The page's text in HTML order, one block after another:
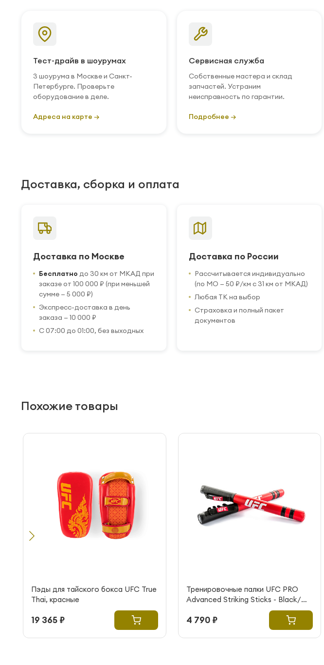
Тест-драйв в шоурумах
3 шоурума в Москве и Санкт-
Петербурге. Проверьте
оборудование в деле.
Адреса на карте →
Сервисная служба
Собственные мастера и склад
запчастей. Устраним
неисправность по гарантии.
Подробнее →
Доставка, сборка и оплата
Доставка по Москве
Бесплатно до 30 км от МКАД при
заказе от 100 000 ₽ (при меньшей
сумме — 5 000 ₽)
Экспресс-доставка в день
заказа — 10 000 ₽
С 07:00 до 01:00, без выходных
Доставка по России
Рассчитывается индивидуально
(по МО — 50 ₽/км с 31 км от МКАД)
Любая ТК на выбор
Страховка и полный пакет
документов
Похожие товары
Пэды для тайского бокса UFC True
Thai, красные
19 365 ₽
Тренировочные палки UFC PRO
Advanced Striking Sticks - Black/
4 790 ₽